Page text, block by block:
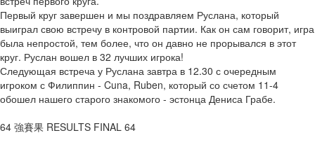
Первый круг завершен и мы поздравляем Руслана, который
выиграл свою встречу в контровой партии. Как он сам говорит, игра
была непростой, тем более, что он давно не прорывался в этот
круг. Руслан вошел в 32 лучших игрока!
Следующая встреча у Руслана завтра в 12.30 с очередным
игроком с Филиппин - Cuna, Ruben, который со счетом 11-4
обошел нашего старого знакомого - эстонца Дениса Грабе.
64 強賽果 RESULTS FINAL 64